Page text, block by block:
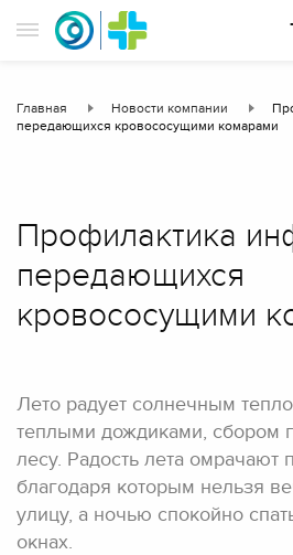
Главная Новости компании
передающихся кровососущими комарами
Профилактика
передающихся
кровососущими
Лето радует солнечным
теплыми дождиками, сбором
лесу. Радость лета омрачают
благодаря которым нельзя
улицу, а ночью спокойно
окнах.